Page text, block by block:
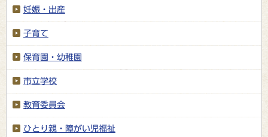
妊娠・出産
子育て
保育園・幼稚園
市立学校
教育委員会
ひとり親・障がい児福祉